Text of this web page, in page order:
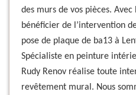
des murs de vos pièces. Avec
bénéficier de l’intervention
pose de plaque de ba13 à
Spécialiste en peinture
Rudy Renov réalise toute
revêtement mural. Nous